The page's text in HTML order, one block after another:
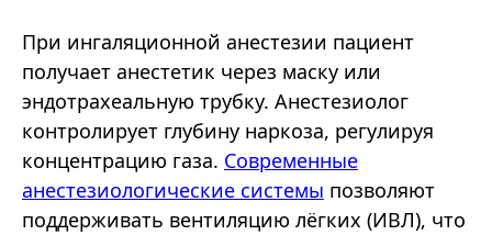
При ингаляционной анестезии пациент
получает анестетик через маску или
эндотрахеальную трубку. Анестезиолог
контролирует глубину наркоза, регулируя
концентрацию газа. Современные
анестезиологические системы позволяют
поддерживать вентиляцию лёгких (ИВЛ), что